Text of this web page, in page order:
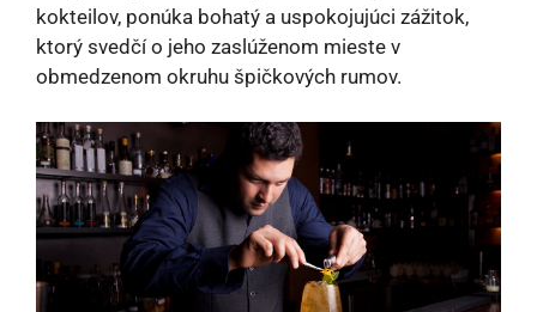
kokteilov, ponúka bohatý a uspokojujúci zážitok,
ktorý svedčí o jeho zaslúženom mieste v
obmedzenom okruhu špičkových rumov.